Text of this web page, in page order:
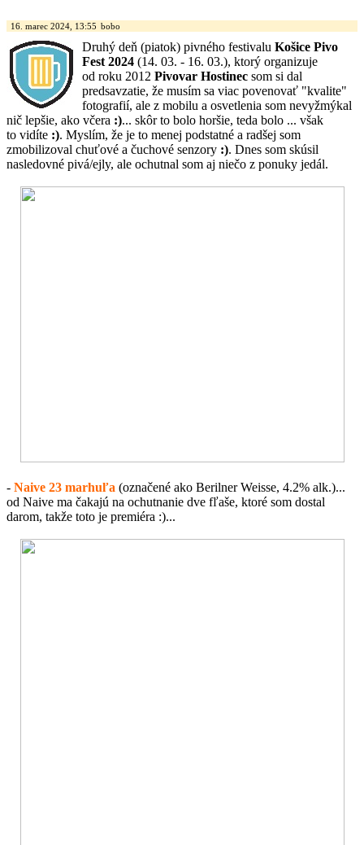
16. marec 2024, 13:55 bobo
Druhý deň (piatok) pivného festivalu Košice Pivo
Fest 2024 (14. 03. - 16. 03.), ktorý organizuje
od roku 2012 Pivovar Hostinec som si dal
predsavzatie, že musím sa viac povenovať "kvalite"
fotografií, ale z mobilu a osvetlenia som nevyžmýkal
nič lepšie, ako včera :)... skôr to bolo horšie, teda bolo ... však
to vidíte :). Myslím, že je to menej podstatné a radšej som
zmobilizoval chuťové a čuchové senzory :). Dnes som skúsil
nasledovné pivá/ejly, ale ochutnal som aj niečo z ponuky jedál.
- Naive 23 marhuľa (označené ako Berilner Weisse, 4.2% alk.)...
od Naive ma čakajú na ochutnanie dve fľaše, ktoré som dostal
darom, takže toto je premiéra :)...